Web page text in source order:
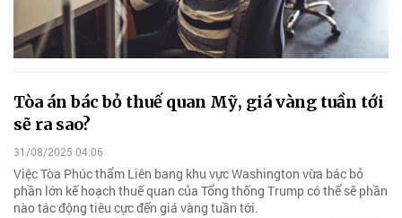
Tòa án bác bỏ thuế quan Mỹ, giá vàng tuần tới
sẽ ra sao?
31/08/2025 04:06
Việc Tòa Phúc thẩm Liên bang khu vực Washington vừa bác bỏ
phần lớn kế hoạch thuế quan của Tổng thống Trump có thể sẽ phần
nào tác động tiêu cực đến giá vàng tuần tới.